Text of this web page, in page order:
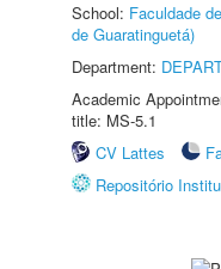
School: Faculdade
de Guaratinguetá)
Department:
Academic
title: MS-5.1
CV Lattes
Repositório